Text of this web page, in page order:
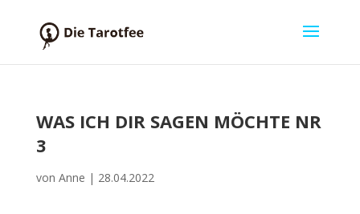
WAS ICH DIR SAGEN MÖCHTE NR
3
von Anne | 28.04.2022